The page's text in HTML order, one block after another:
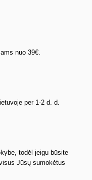
nuo 39€.
per 1-2 d. d.
todėl jeigu būsite
Jūsų sumokėtus